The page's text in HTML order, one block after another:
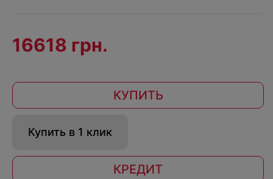
16618 грн.
КУПИТЬ
Купить в 1 клик
КРЕДИТ